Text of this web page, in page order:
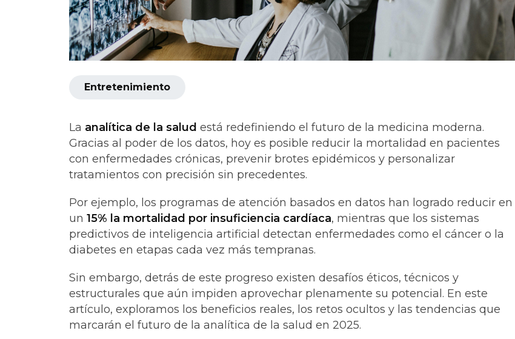
Entretenimiento
La analítica de la salud está redefiniendo el futuro de la medicina moderna.
Gracias al poder de los datos, hoy es posible reducir la mortalidad en pacientes
con enfermedades crónicas, prevenir brotes epidémicos y personalizar
tratamientos con precisión sin precedentes.
Por ejemplo, los programas de atención basados en datos han logrado reducir en
un 15% la mortalidad por insuficiencia cardíaca, mientras que los sistemas
predictivos de inteligencia artificial detectan enfermedades como el cáncer o la
diabetes en etapas cada vez más tempranas.
Sin embargo, detrás de este progreso existen desafíos éticos, técnicos y
estructurales que aún impiden aprovechar plenamente su potencial. En este
artículo, exploramos los beneficios reales, los retos ocultos y las tendencias que
marcarán el futuro de la analítica de la salud en 2025.